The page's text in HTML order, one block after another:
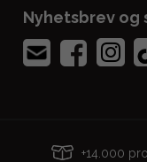
Nyhetsbrev og
+14.000